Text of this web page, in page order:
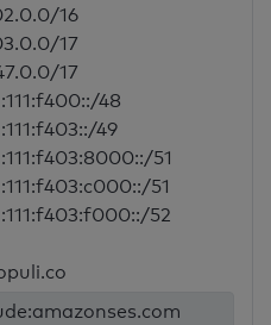
16
17
17
48
49
51
51
52